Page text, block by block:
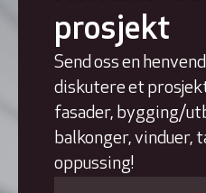
prosjekt
Send oss en
diskutere et
fasader, bygging/
balkonger, vinduer,
oppussing!